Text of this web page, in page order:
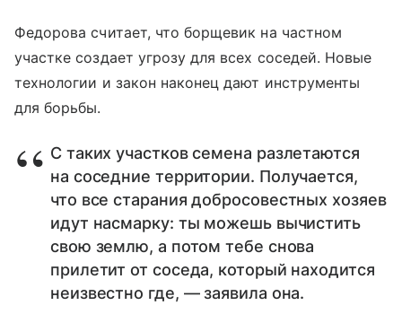
Федорова считает, что борщевик на частном
участке создает угрозу для всех соседей. Новые
технологии и закон наконец дают инструменты
для борьбы.
С таких участков семена разлетаются
на соседние территории. Получается,
что все старания добросовестных хозяев
идут насмарку: ты можешь вычистить
свою землю, а потом тебе снова
прилетит от соседа, который находится
неизвестно где, — заявила она.